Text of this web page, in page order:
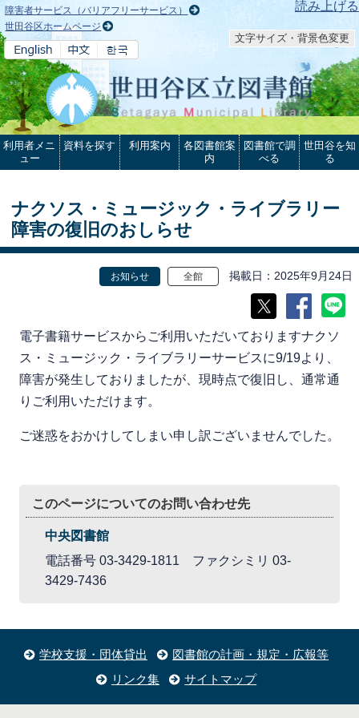
本文へ 読み上げる
障害者サービス（バリアフリーサービス）
世田谷区ホームページ
文字サイズ・背景色変更
利用者メニ
ュー
資料を探す 利用案内
各図書館案
内
図書館で調
べる
世田谷を知
る
ナクソス・ミュージック・ライブラリー
障害の復旧のおしらせ
お知らせ 全館 掲載日 2025年9月24日
電子書籍サービスからご利用いただいておりますナクソ
ス・ミュージック・ライブラリーサービスに9/19より、
障害が発生しておりましたが、現時点で復旧し、通常通
りご利用いただけます。
ご迷惑をおかけしてしまい申し訳ございませんでした。
このページについてのお問い合わせ先
中央図書館
電話番号 03-3429-1811 ファクシミリ 03-
3429-7436
学校支援・団体貸出
図書館の計画・規定・広報等
リンク集
サイトマップ